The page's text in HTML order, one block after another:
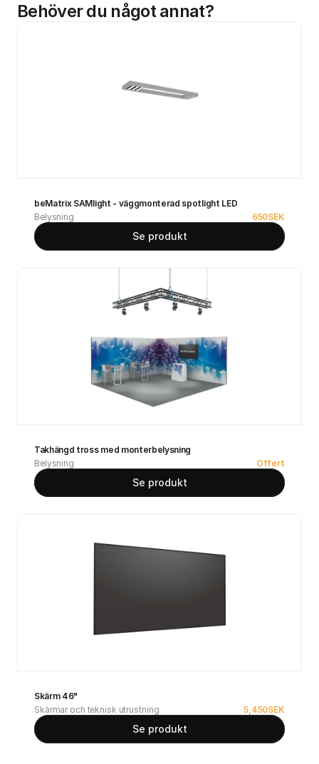
Behöver du något annat?
beMatrix SAMlight - väggmonterad spotlight LED
Belysning
650SEK
Se produkt
Takhängd tross med monterbelysning
Belysning
Offert
Se produkt
Skärm 46"
Skärmar och teknisk utrustning
5,450SEK
Se produkt